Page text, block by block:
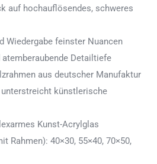
auf hochauflösendes, schweres
Wiedergabe feinster Nuancen
Detailtiefe
aus deutscher Manufaktur
künstlerische
Kunst-Acrylglas
Rahmen): 40×30, 55×40, 70×50,